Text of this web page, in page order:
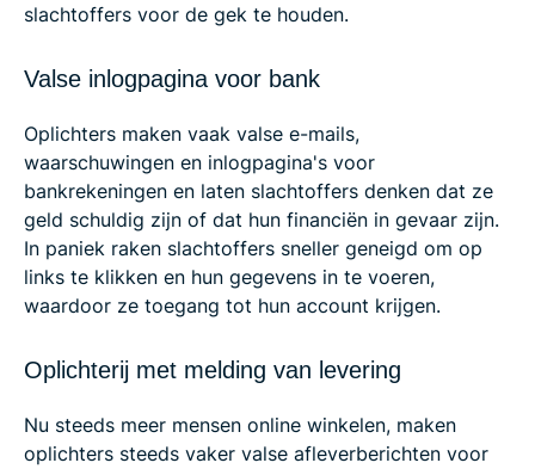
slachtoffers voor de gek te houden.
Valse inlogpagina voor bank
Oplichters maken vaak valse e-mails,
waarschuwingen en inlogpagina's voor
bankrekeningen en laten slachtoffers denken dat ze
geld schuldig zijn of dat hun financiën in gevaar zijn.
In paniek raken slachtoffers sneller geneigd om op
links te klikken en hun gegevens in te voeren,
waardoor ze toegang tot hun account krijgen.
Oplichterij met melding van levering
Nu steeds meer mensen online winkelen, maken
oplichters steeds vaker valse afleverberichten voor